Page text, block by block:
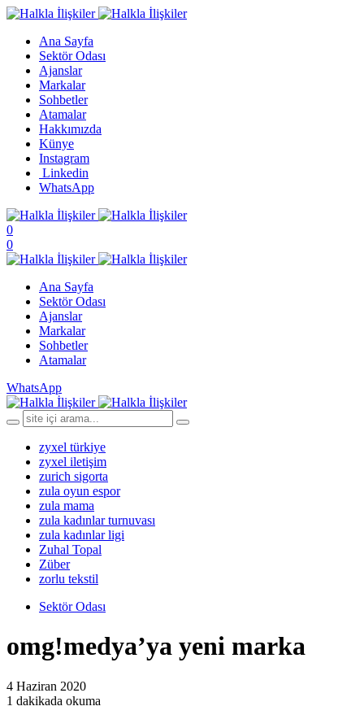
Ana Sayfa
Sektör Odası
Ajanslar
Markalar
Sohbetler
Atamalar
Hakkımızda
Künye
Instagram
Linkedin
WhatsApp
0
0
Ana Sayfa
Sektör Odası
Ajanslar
Markalar
Sohbetler
Atamalar
WhatsApp
zyxel türkiye
zyxel iletişim
zurich sigorta
zula oyun espor
zula mama
zula kadınlar turnuvası
zula kadınlar ligi
Zuhal Topal
Züber
zorlu tekstil
Sektör Odası
omg!medya’ya yeni marka
4 Haziran 2020
1 dakikada okuma